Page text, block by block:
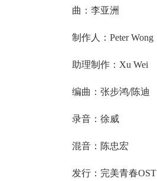
曲：李亚洲
制作人：Peter Wong
助理制作：Xu Wei
编曲：张步鸿/陈迪
录音：徐威
混音：陈忠宏
发行：完美青春OST